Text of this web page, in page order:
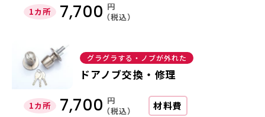
1カ所 7,700 円
（税込）
グラグラする・ノブが外れた
ドアノブ交換・修理
1カ所 7,700 円
（税込）
材料費